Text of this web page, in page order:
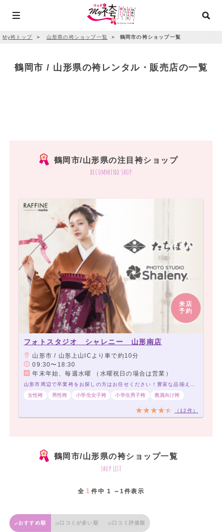
My袴トップ ＞ 山形県の袴ショップ一覧 ＞ 鶴岡市の袴ショップ一覧
鶴岡市 / 山形県の袴レンタル・販売店の一覧
鶴岡市/山形県の注目袴ショップ
recommend shop
来店
予約
フォトスタジオ シャレニー 山形南店
山形市 / 山形上山ICより車で約10分
09:30〜18:30
年末年始、毎週水曜 （水曜祝日の場合は営業）
山形市周辺で卒業袴をお探しの方はお任せください！豊富な品揃えでお待ちしております！
女性袴
男性袴 小学生女子袴 小学生男子袴 教員向け袴
（12件）
鶴岡市/山形県の袴ショップ一覧
shop list
全 1 件中 1 ～1件表示
おすすめ順 口コミが多い順 口コミ評価順